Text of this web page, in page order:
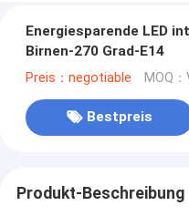
Energiesparende LED
Birnen-270 Grad-E14
Preis：negotiable MOQ
Bestpreis
Produkt-Beschreibung